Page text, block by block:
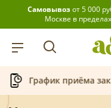
Самовывозот 5 000
Москве в пределах
График приёма